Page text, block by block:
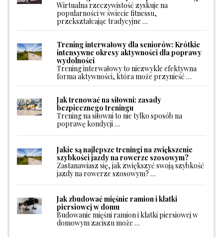
Wirtualna rzeczywistość zyskuje na
popularności w świecie fitnessu,
przekształcając tradycyjne …
Trening interwałowy dla seniorów: Krótkie
intensywne okresy aktywności dla poprawy
wydolności
Trening interwałowy to niezwykle efektywna
forma aktywności, która może przynieść …
Jak trenować na siłowni: zasady
bezpiecznego treningu
Trening na siłowni to nie tylko sposób na
poprawę kondycji …
Jakie są najlepsze treningi na zwiększenie
szybkości jazdy na rowerze szosowym?
Zastanawiasz się, jak zwiększyć swoją szybkość
jazdy na rowerze szosowym? …
Jak zbudować mięśnie ramion i klatki
piersiowej w domu
Budowanie mięśni ramion i klatki piersiowej w
domowym zaciszu może …